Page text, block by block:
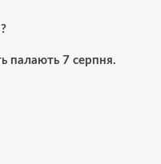
палають 7 серпня.